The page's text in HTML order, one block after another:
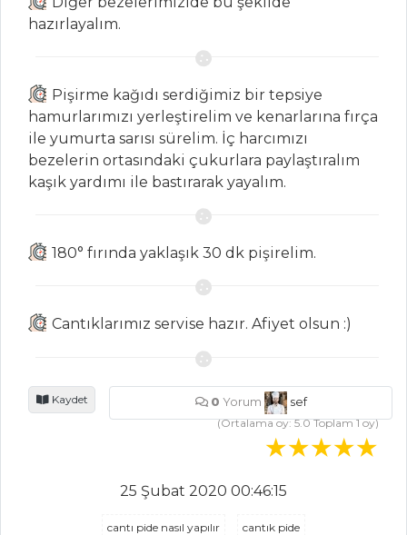
PILAV VE
MAKARNA
Kuskus Pilavı
Pancarlı Erişte
BEZELYELİ PİLAV
Pilav ve Makarna
Zahterli Tuzlu
RİCOTTA PEYNİRLİ
TART
Hamur İşleri Tüm
Tarifleri
hazırlayalım.
Pişirme kağıdı serdiğimiz bir tepsiye
hamurlarımızı yerleştirelim ve kenarlarına fırça
ile yumurta sarısı sürelim. İç harcımızı
bezelerin ortasındaki çukurlara paylaştıralım
kaşık yardımı ile bastırarak yayalım.
180° fırında yaklaşık 30 dk pişirelim.
Cantıklarımız servise hazır. Afiyet olsun :)
Kaydet 0 Yorum
sef
(Ortalama oy:5.0Toplam1oy)
25 Şubat 2020 00:46:15
cantı pide nasıl yapılır cantık pide